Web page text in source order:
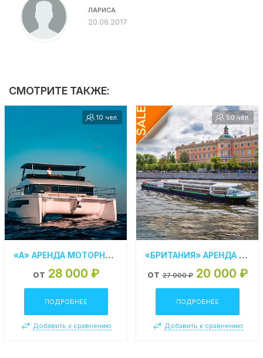
ЛАРИСА
20.06.2017
СМОТРИТЕ ТАКЖЕ:
10 чел.
«A» АРЕНДА МОТОРНОГО КАТАМАРАНА В САНКТ-ПЕТЕРБУРГЕ
от 28 000 ₽
ПОДРОБНЕЕ
Добавить к сравнению
50 чел.
«БРИТАНИЯ» АРЕНДА ТЕПЛОХОДА В СПБ
от 27 000 ₽ 20 000 ₽
ПОДРОБНЕЕ
Добавить к сравнению